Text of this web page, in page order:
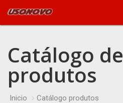
Catálogo de
produtos
Inicio Catálogo produtos